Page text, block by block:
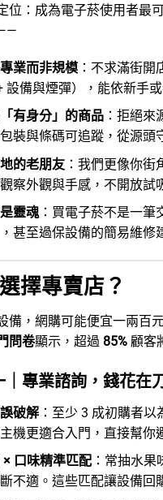
位：成為電子菸使用者最
業而非規模：不求滿街開
設備與煙彈），能依新手
有身分」的商品：拒絕來
裝與條碼可追蹤，從源頭
的老朋友：我們更像你街
察外觀與手感，不開放試
靈魂：買電子菸不是一筆
甚至過保設備的簡易維修
擇專賣店？
備，網購可能便宜一兩百
問卷顯示，超過 85% 顧客
｜專業諮詢，錢花在
破解：至少 3 成初購者以
機更適合入門，直接幫你
× 口味精準匹配：常抽水果
不適。這些匹配讓設備回